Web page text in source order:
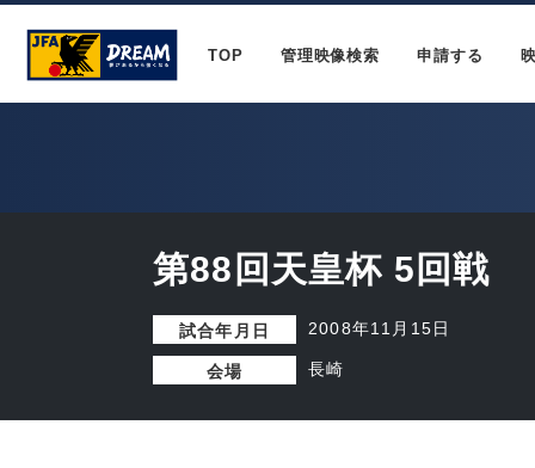
TOP 管理映像検索 申請する
第88回天皇杯 5回戦
試合年月日 2008年11月15日
会場 長崎